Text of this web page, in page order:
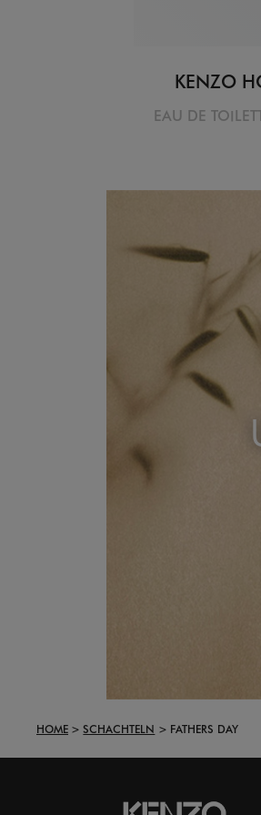
KENZO
EAU DE
HOME SCHACHTELN FATHERS DAY